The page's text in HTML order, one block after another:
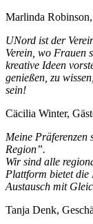
Marlinda
UNord ist der
Verein, wo Frauen
kreative Ideen
genießen, zu
sein!
Cäcilia Winter,
Meine
Region”.
Wir sind alle
Plattform bietet die
Austausch mit
Tanja Denk,